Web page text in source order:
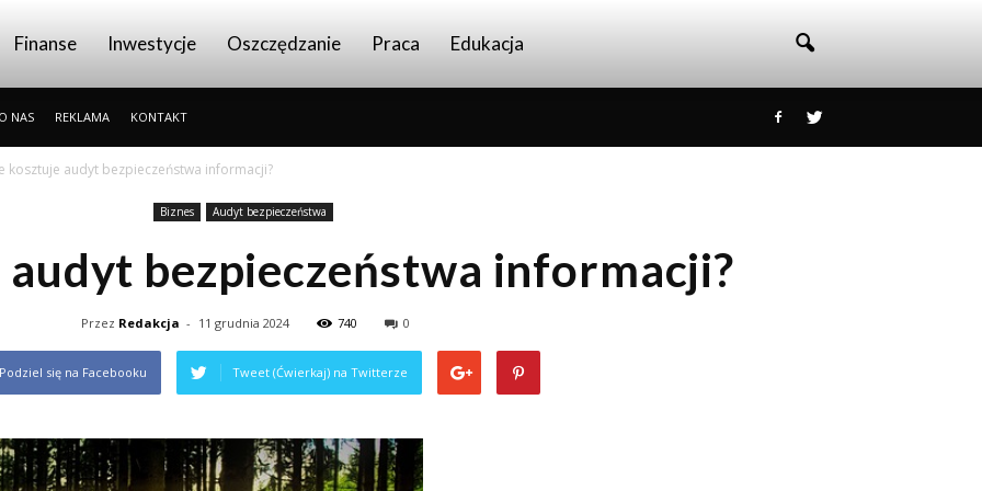
Finanse Inwestycje Oszczędzanie Praca Edukacja
O NAS REKLAMA KONTAKT
kosztuje audyt bezpieczeństwa informacji?
Biznes Audyt bezpieczeństwa
bezpieczeństwa informacji?
Przez Redakcja - 11 grudnia 2024 740 0
Podziel się na Facebooku Tweet (Ćwierkaj) na Twitterze